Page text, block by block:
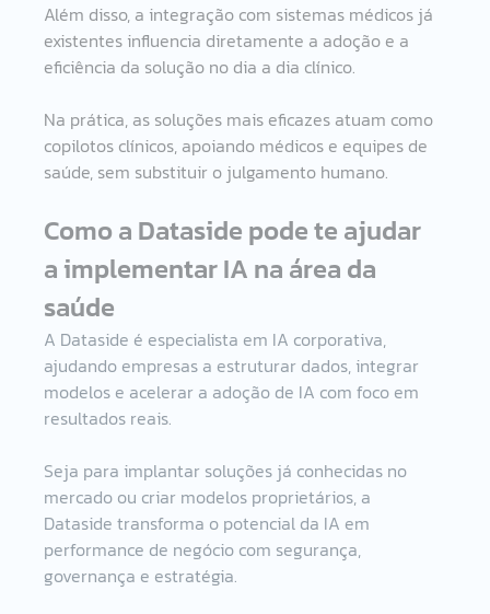
Além disso, a integração com sistemas médicos já
existentes influencia diretamente a adoção e a
eficiência da solução no dia a dia clínico.
Na prática, as soluções mais eficazes atuam como
copilotos clínicos, apoiando médicos e equipes de
saúde, sem substituir o julgamento humano.
Como a Dataside pode te ajudar
a implementar IA na área da
saúde
A Dataside é especialista em IA corporativa,
ajudando empresas a estruturar dados, integrar
modelos e acelerar a adoção de IA com foco em
resultados reais.
Seja para implantar soluções já conhecidas no
mercado ou criar modelos proprietários, a
Dataside transforma o potencial da IA em
performance de negócio com segurança,
governança e estratégia.